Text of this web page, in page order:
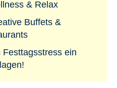
& Relax
Buffets &
ein